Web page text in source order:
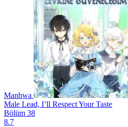
Manhwa
Male Lead, I’ll Respect Your Taste
Bölüm 38
8.7